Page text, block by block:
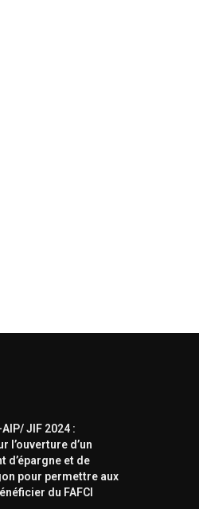
JIF 2024 :
l’ouverture d’un
d’épargne et de
pour permettre aux
du FAFCI